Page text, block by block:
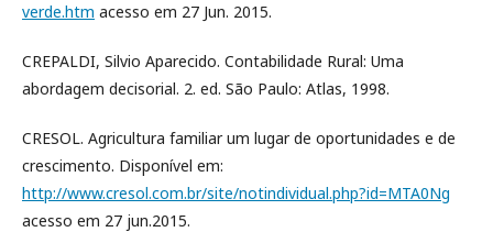
verde.htm acesso em 27 Jun. 2015.
CREPALDI, Silvio Aparecido. Contabilidade Rural: Uma
abordagem decisorial. 2. ed. São Paulo: Atlas, 1998.
CRESOL. Agricultura familiar um lugar de oportunidades e de
crescimento. Disponível em:
http://www.cresol.com.br/site/notindividual.php?id=MTA0Ng
acesso em 27 jun.2015.